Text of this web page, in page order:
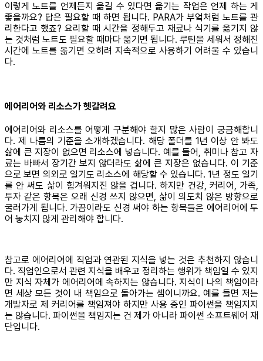
이렇게 노트를 언제든지 옮길 수 있다면 옮기는 작업은 언제 하는 게
좋을까요? 답은 필요할 때 하면 됩니다. PARA가 부엌처럼 노트를 관
리한다고 했죠? 요리할 때 시간을 정해두고 재료나 식기를 옮기지 않
는 것처럼 노트도 필요할 때마다 옮기면 됩니다. 루틴을 세워서 정해진
시간에 노트를 옮기면 오히려 지속적으로 사용하기 어려울 수 있습니
다.
에어리어와 리소스가 헷갈려요
에어리어와 리소스를 어떻게 구분해야 할지 많은 사람이 궁금해합니
다. 제 나름의 기준을 소개하겠습니다. 해당 폴더를 1년 이상 안 봐도
삶에 큰 지장이 없으면 리소스에 넣습니다. 예를 들어, 취미나 참고 자
료는 바빠서 장기간 보지 않더라도 삶에 큰 지장은 없습니다. 이 기준
으로 보면 의외로 일기도 리소스에 해당할 수 있습니다. 1년 정도 일기
를 안 써도 삶이 힘겨워지진 않을 겁니다. 하지만 건강, 커리어, 가족,
투자 같은 항목은 오래 신경 쓰지 않으면, 삶이 의도치 않은 방향으로
굴러가게 됩니다. 가끔이라도 신경 써야 하는 항목들은 에어리어에 두
어 놓치지 않게 관리해야 합니다.
참고로 에어리어에 직업과 연관된 지식을 넣는 것은 추천하지 않습니
다. 직업인으로서 관련 지식을 배우고 정리하는 행위가 책임일 수 있지
만 지식 자체가 에어리어에 속하지는 않습니다. 지식이 나의 책임이라
면 세상 모든 것이 내 책임으로 돌아가는 셈이니까요. 예를 들면 저는
개발자로 제 커리어를 책임져야 하지만 사용 중인 파이썬을 책임지지
는 않습니다. 파이썬을 책임지는 건 제가 아니라 파이썬 소프트웨어 재
단입니다.